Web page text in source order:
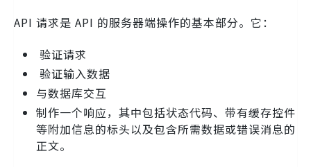
API 请求是 API 的服务器端操作的基本部分。它：
验证请求
验证输入数据
与数据库交互
制作一个响应，其中包括状态代码、带有缓存控件
等附加信息的标头以及包含所需数据或错误消息的
正文。